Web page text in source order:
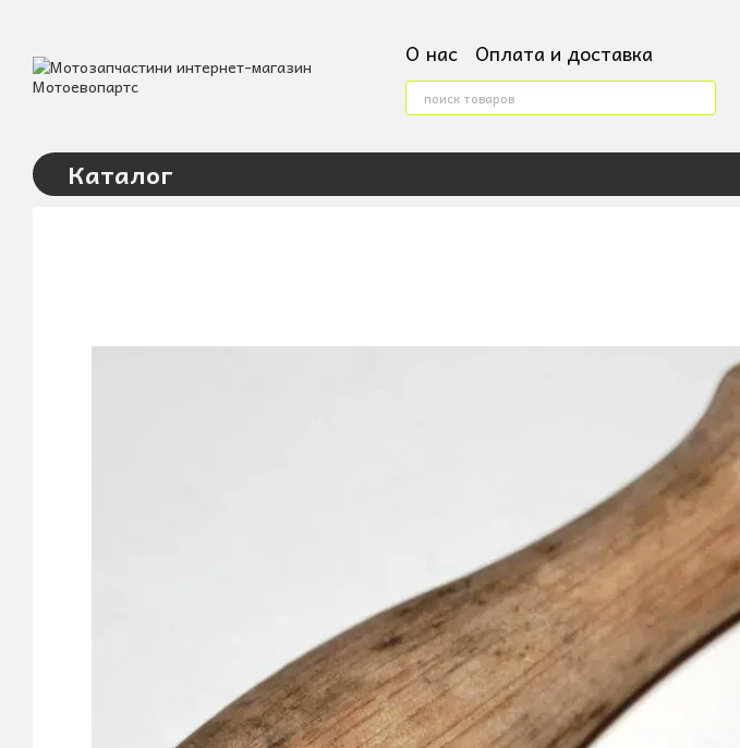
О нас Оплата и доставка
Контактная информация
Условия повернення та оплати
Пользовательское соглашение
Каталог